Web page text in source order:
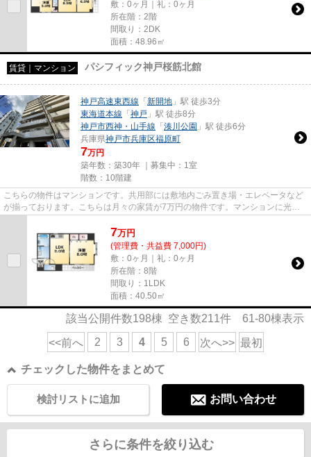
敷：0ヶ月｜礼：0ヶ月
所在階：2階
間取り：2DK
面積：48.96㎡
賃貸｜マンション パシフィック神戸桜筋北館
神戸高速東西線 「 新開地 」駅 徒歩3分
東海道本線 「 神戸 」駅 徒歩8分
神戸市西神・山手線 「 湊川公園 」駅 徒歩6分
兵庫県神戸市兵庫区福原町
7万円
築年数：築30年 ｜募集中： 1室
階数：10階建
こちらの物件はマンションです。共用部には敷地内ごみ置き場・エレベータなど
が揃っております。こちらは月々の家賃が7万円の物件です。マンションに光回
7万円
(管理費・共益費 7,000円)
敷：0ヶ月｜礼：0ヶ月
所在階：8階
間取り：1LDK
面積：40.50㎡
該当公開件数198棟 空き数211件 61-80棟表示
<<前へ 2 3 4 5 6 次へ>> 最初
チェックした物件をまとめて
お問い合わせ
検討リストに追加
さらに条件を絞り込む